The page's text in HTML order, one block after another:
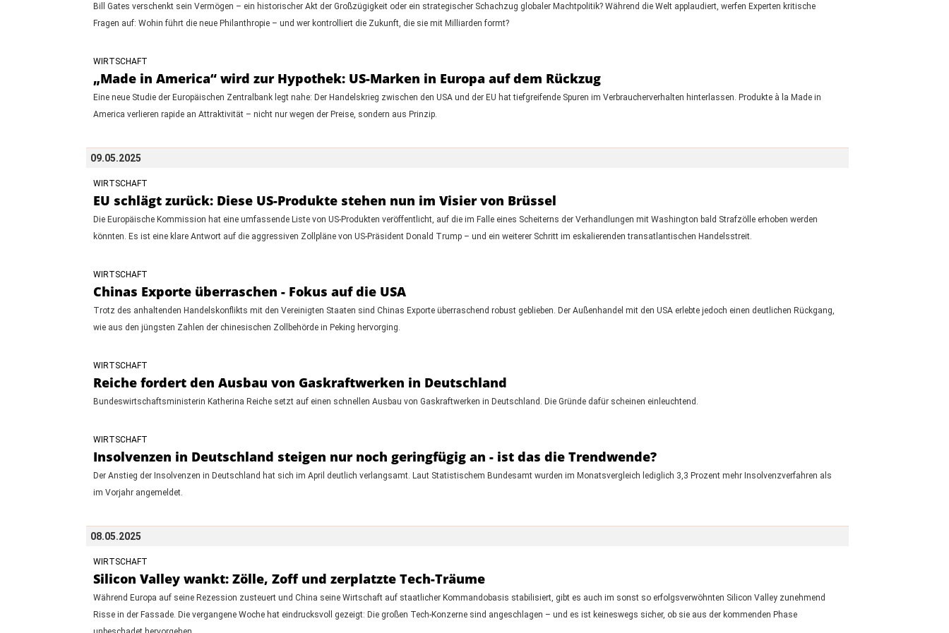
Bill Gates verschenkt sein Vermögen – ein historischer Akt der Großzügigkeit oder ein strategischer Schachzug globaler Machtpolitik? Während die Welt applaudiert, werfen Experten kritische
Fragen auf: Wohin führt die neue Philanthropie – und wer kontrolliert die Zukunft, die sie mit Milliarden formt?
WIRTSCHAFT
„Made in America“ wird zur Hypothek: US-Marken in Europa auf dem Rückzug
Eine neue Studie der Europäischen Zentralbank legt nahe: Der Handelskrieg zwischen den USA und der EU hat tiefgreifende Spuren im Verbraucherverhalten hinterlassen. Produkte à la Made in
America verlieren rapide an Attraktivität – nicht nur wegen der Preise, sondern aus Prinzip.
09.05.2025
WIRTSCHAFT
EU schlägt zurück: Diese US-Produkte stehen nun im Visier von Brüssel
Die Europäische Kommission hat eine umfassende Liste von US-Produkten veröffentlicht, auf die im Falle eines Scheiterns der Verhandlungen mit Washington bald Strafzölle erhoben werden
könnten. Es ist eine klare Antwort auf die aggressiven Zollpläne von US-Präsident Donald Trump – und ein weiterer Schritt im eskalierenden transatlantischen Handelsstreit.
WIRTSCHAFT
Chinas Exporte überraschen - Fokus auf die USA
Trotz des anhaltenden Handelskonflikts mit den Vereinigten Staaten sind Chinas Exporte überraschend robust geblieben. Der Außenhandel mit den USA erlebte jedoch einen deutlichen Rückgang,
wie aus den jüngsten Zahlen der chinesischen Zollbehörde in Peking hervorging.
WIRTSCHAFT
Reiche fordert den Ausbau von Gaskraftwerken in Deutschland
Bundeswirtschaftsministerin Katherina Reiche setzt auf einen schnellen Ausbau von Gaskraftwerken in Deutschland. Die Gründe dafür scheinen einleuchtend.
WIRTSCHAFT
Insolvenzen in Deutschland steigen nur noch geringfügig an - ist das die Trendwende?
Der Anstieg der Insolvenzen in Deutschland hat sich im April deutlich verlangsamt. Laut Statistischem Bundesamt wurden im Monatsvergleich lediglich 3,3 Prozent mehr Insolvenzverfahren als
im Vorjahr angemeldet.
08.05.2025
WIRTSCHAFT
Silicon Valley wankt: Zölle, Zoff und zerplatzte Tech-Träume
Während Europa auf seine Rezession zusteuert und China seine Wirtschaft auf staatlicher Kommandobasis stabilisiert, gibt es auch im sonst so erfolgsverwöhnten Silicon Valley zunehmend
Risse in der Fassade. Die vergangene Woche hat eindrucksvoll gezeigt: Die großen Tech-Konzerne sind angeschlagen – und es ist keineswegs sicher, ob sie aus der kommenden Phase